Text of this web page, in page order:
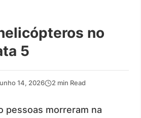
no
5
14, 2026 2 min Read
pessoas morreram na